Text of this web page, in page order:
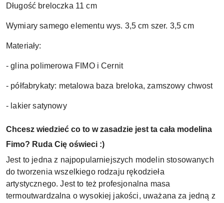
Długość breloczka 11 cm
Wymiary samego elementu wys. 3,5 cm szer. 3,5 cm
Materiały:
- glina polimerowa FIMO i Cernit
- półfabrykaty: metalowa baza breloka, zamszowy chwost
- lakier satynowy
Chcesz wiedzieć co to w zasadzie jest ta cała modelina
Fimo? Ruda Cię oświeci :)
Jest to jedna z najpopularniejszych modelin stosowanych
do tworzenia wszelkiego rodzaju rękodzieła
artystycznego. Jest to też profesjonalna masa
termoutwardzalna o wysokiej jakości, uważana za jedną z